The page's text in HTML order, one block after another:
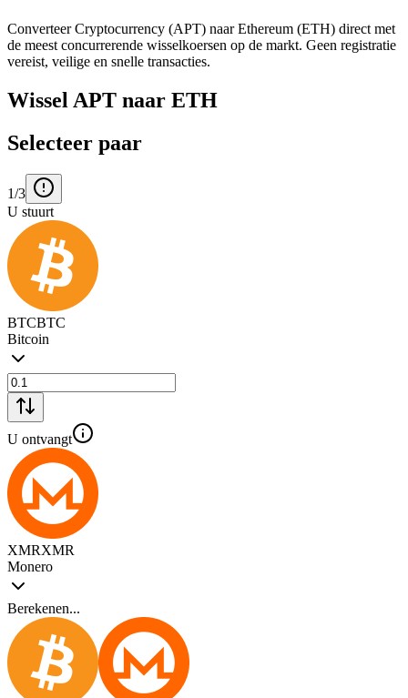
Converteer Cryptocurrency (APT) naar Ethereum (ETH) direct met
de meest concurrerende wisselkoersen op de markt. Geen registratie
vereist, veilige en snelle transacties.
Wissel APT naar ETH
Selecteer paar
1/3
U stuurt
BTCBTC
Bitcoin
U ontvangt
XMRXMR
Monero
Berekenen...